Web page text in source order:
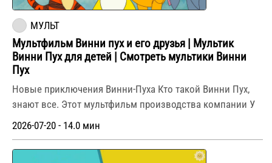
МУЛЬТ
Мультфильм Винни пух и его друзья | Мультик
Винни Пух для детей | Смотреть мультики Винни
Пух
Новые приключения Винни-Пуха Кто такой Винни Пух,
знают все. Этот мультфильм производства компании У
2026-07-20 - 14.0 мин